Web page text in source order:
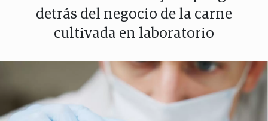
detrás del negocio de la carne
cultivada en laboratorio